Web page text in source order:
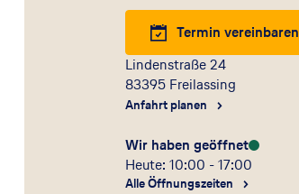
Termin vereinbaren
Lindenstraße 24
83395 Freilassing
Anfahrt planen
Wir haben geöffnet
Heute: 10:00 - 17:00
Alle Öffnungszeiten